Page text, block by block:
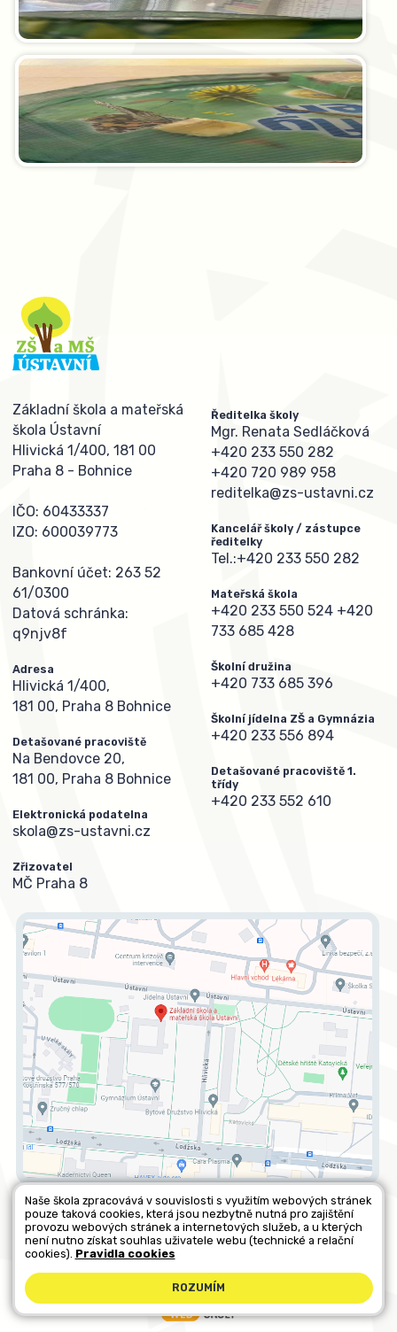
Základní škola a mateřská
škola Ústavní
Hlivická 1/400, 181 00
Praha 8 - Bohnice
IČO: 60433337
IZO: 600039773
Bankovní účet: 263 52
61/0300
Datová schránka:
q9njv8f
Adresa
Hlivická 1/400,
181 00, Praha 8 Bohnice
Detašované pracoviště
Na Bendovce 20,
181 00, Praha 8 Bohnice
Elektronická podatelna
skola@zs-ustavni.cz
Zřizovatel
MČ Praha 8
Ředitelka školy
Mgr. Renata Sedláčková
+420 233 550 282
+420 720 989 958
reditelka@zs-ustavni.cz
Kancelář školy / zástupce
ředitelky
Tel.:+420 233 550 282
Mateřská škola
+420 233 550 524 +420
733 685 428
Školní družina
+420 733 685 396
Školní jídelna ZŠ a Gymnázia
+420 233 556 894
Detašované pracoviště 1.
třídy
+420 233 552 610
Všechna práva vyhrazena. Copyright © 2026 |Mapa stránek
Kontakty|Přihlásit|Prohlášení o přístupnosti|Pravidla COOKIES
Naše škola zpracovává v souvislosti s využitím webových stránek
pouze taková cookies, která jsou nezbytně nutná pro zajištění
provozu webových stránek a internetových služeb, a u kterých
není nutno získat souhlas uživatele webu (technické a relační
cookies). Pravidla cookies
ROZUMÍM